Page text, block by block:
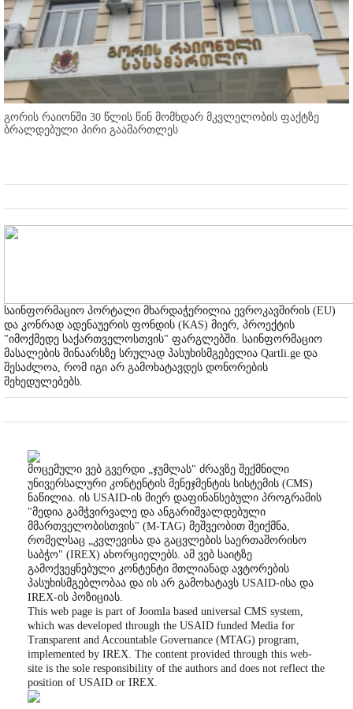
გორის რაიონში 30 წლის წინ მომხდარ მკვლელობის ფაქტზე
ბრალდებული პირი გაამართლეს
საინფორმაციო პორტალი მხარდაჭერილია ევროკავშირის (EU)
და კონრად ადენაუერის ფონდის (KAS) მიერ, პროექტის
"იმოქმედე საქართველოსთვის" ფარგლებში. საინფორმაციო
მასალების შინაარსზე სრულად პასუხისმგებელია Qartli.ge და
შესაძლოა, რომ იგი არ გამოხატავდეს დონორების
შეხედულებებს.
მოცემული ვებ გვერდი „ჯუმლას" ძრავზე შექმნილი
უნივერსალური კონტენტის მენეჯმენტის სისტემის (CMS)
ნაწილია. ის USAID-ის მიერ დაფინანსებული პროგრამის
"მედია გამჭვირვალე და ანგარიშვალდებული
მმართველობისთვის" (M-TAG) მეშვეობით შეიქმნა,
რომელსაც „კვლევისა და გაცვლების საერთაშორისო
საბჭო" (IREX) ახორციელებს. ამ ვებ საიტზე
გამოქვეყნებული კონტენტი მთლიანად ავტორების
პასუხისმგებლობაა და ის არ გამოხატავს USAID-ისა და
IREX-ის პოზიციას.
This web page is part of Joomla based universal CMS system,
which was developed through the USAID funded Media for
Transparent and Accountable Governance (MTAG) program,
implemented by IREX. The content provided through this web-
site is the sole responsibility of the authors and does not reflect the
position of USAID or IREX.